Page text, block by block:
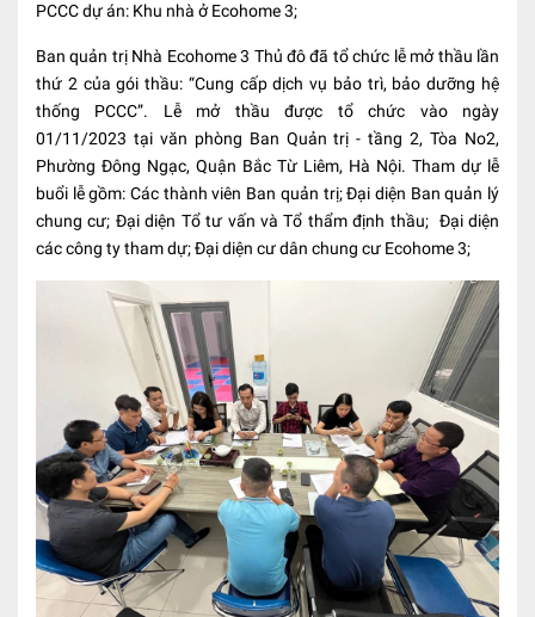
PCCC dự án: Khu nhà ở Ecohome 3;
Ban quản trị Nhà Ecohome 3 Thủ đô đã tổ chức lễ mở thầu lần
thứ 2 của gói thầu: “Cung cấp dịch vụ bảo trì, bảo dưỡng hệ
thống PCCC”. Lễ mở thầu được tổ chức vào ngày
01/11/2023 tại văn phòng Ban Quản trị - tầng 2, Tòa No2,
Phường Đông Ngạc, Quận Bắc Từ Liêm, Hà Nội. Tham dự lễ
buổi lễ gồm: Các thành viên Ban quản trị; Đại diện Ban quản lý
chung cư; Đại diện Tổ tư vấn và Tổ thẩm định thầu; Đại diện
các công ty tham dự; Đại diện cư dân chung cư Ecohome 3;